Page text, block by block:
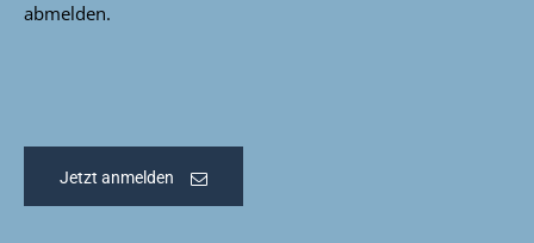
abmelden.
Jetzt anmelden